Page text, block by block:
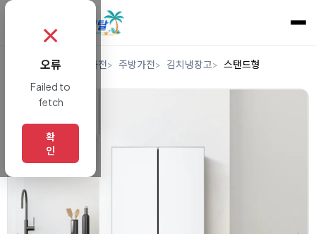
렌탈 디지털/가전 주방가전 김치냉장고 스탠드형
✗
오류
Failed to
fetch
확
인